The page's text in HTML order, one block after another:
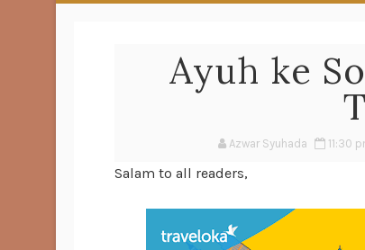
Ayuh ke
Azwar Syuhada 11:30
Salam to all readers,